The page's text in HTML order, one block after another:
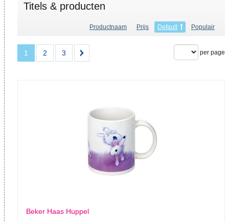
Titels & producten
Productnaam Prijs Default Populair
1 2 3 per page
Beker Haas Huppel